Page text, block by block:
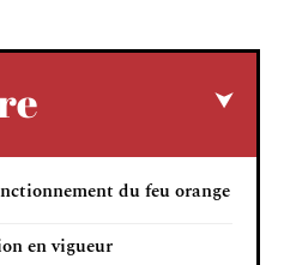
du feu orange
en vigueur